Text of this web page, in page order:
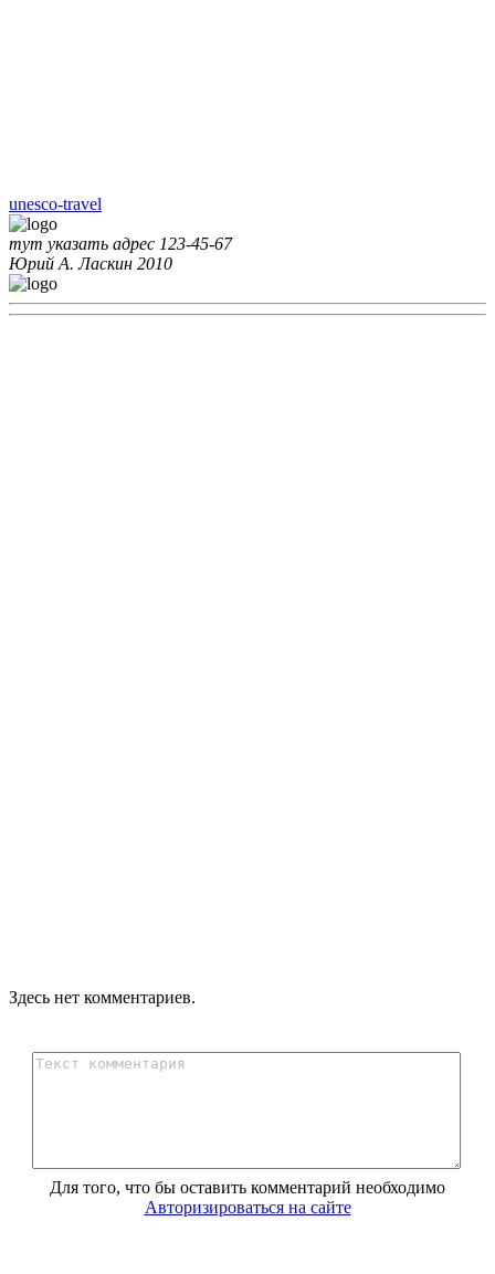
unesco-travel
тут указать адрес 123-45-67
Юрий А. Ласкин 2010
Здесь нет комментариев.
Для того, что бы оставить комментарий необходимо
Авторизироваться на сайте